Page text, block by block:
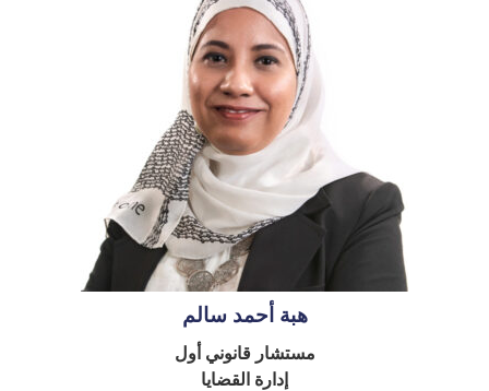
هبة أحمد سالم
مستشار قانوني أول
إدارة القضايا